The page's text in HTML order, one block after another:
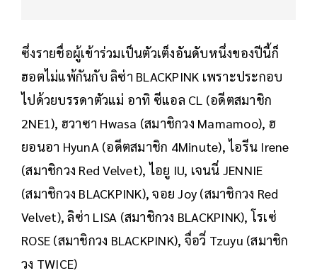
ซึ่งรายชื่อผู้เข้าร่วมเป็นตัวเต็งอันดับหนึ่งของปีนี้ก็
ฮอตไม่แพ้กันกับ ลิซ่า BLACKPINK เพราะประกอบ
ไปด้วยบรรดาตัวแม่ อาทิ ซีแอล CL (อดีตสมาชิก
2NE1), ฮวาซา Hwasa (สมาชิกวง Mamamoo), ฮ
ยอนอา HyunA (อดีตสมาชิก 4Minute), ไอรีน Irene
(สมาชิกวง Red Velvet), ไอยู IU, เจนนี่ JENNIE
(สมาชิกวง BLACKPINK), จอย Joy (สมาชิกวง Red
Velvet), ลิซ่า LISA (สมาชิกวง BLACKPINK), โรเซ่
ROSE (สมาชิกวง BLACKPINK), จื่อวี่ Tzuyu (สมาชิก
วง TWICE)